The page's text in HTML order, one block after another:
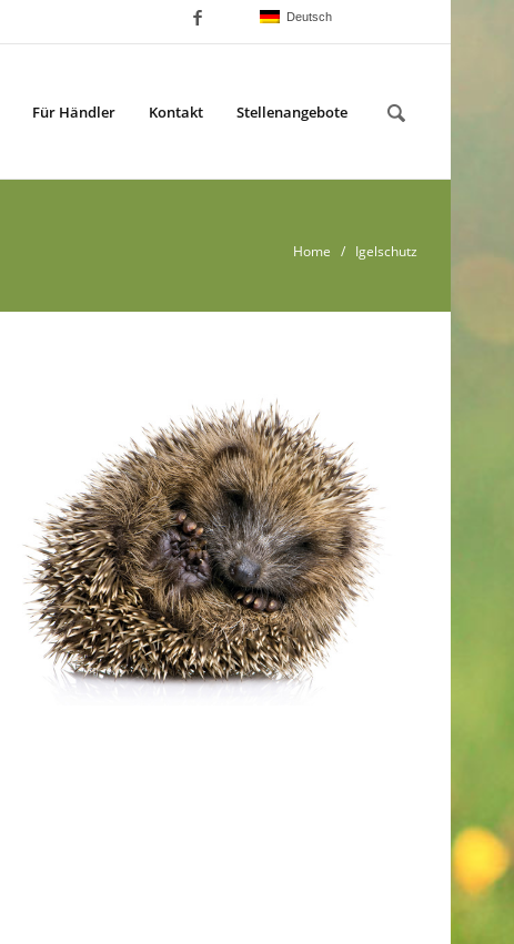
Deutsch
Für Händler Kontakt Stellenangebote
Home / Igelschutz